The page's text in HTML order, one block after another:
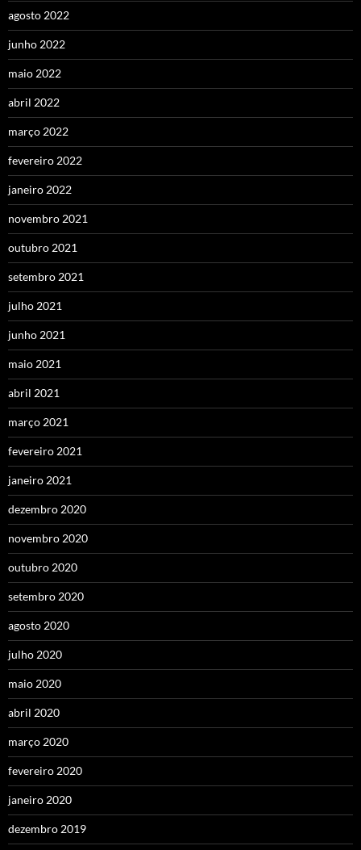
agosto 2022
junho 2022
maio 2022
abril 2022
março 2022
fevereiro 2022
janeiro 2022
novembro 2021
outubro 2021
setembro 2021
julho 2021
junho 2021
maio 2021
abril 2021
março 2021
fevereiro 2021
janeiro 2021
dezembro 2020
novembro 2020
outubro 2020
setembro 2020
agosto 2020
julho 2020
maio 2020
abril 2020
março 2020
fevereiro 2020
janeiro 2020
dezembro 2019